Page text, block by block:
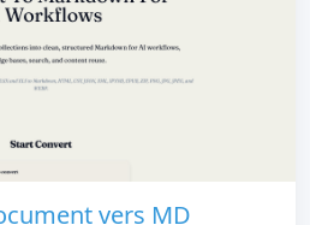
vers MD